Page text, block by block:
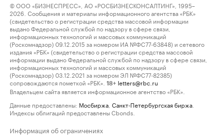
© ООО «БИЗНЕСПРЕСС», АО «РОСБИЗНЕСКОНСАЛТИНГ», 1995–
2026. Сообщения и материалы информационного агентства «РБК»
(свидетельство о регистрации средства массовой информации
выдано Федеральной службой по надзору в сфере связи,
информационных технологий и массовых коммуникаций
(Роскомнадзор) 09.12.2015 за номером ИА №ФС77-63848) и сетевого
издания «РБК» (свидетельство о регистрации средства массовой
информации выдано Федеральной службой по надзору в сфере связи,
информационных технологий и массовых коммуникаций
(Роскомнадзор) 03.12.2021 за номером ЭЛ №ФС77-82385)
сопровождаются пометкой «РБК».
18+ letters@rbc.ru
Владельцем сайта является информационное агентство «РБК».
Данные предоставлены: Мосбиржа Санкт-Петербургская биржа
Индексы облигаций предоставлены Cbonds.
Информация об ограничениях